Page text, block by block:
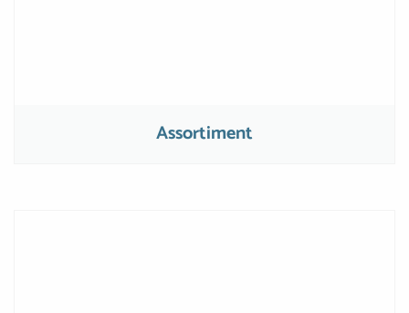
Assortiment